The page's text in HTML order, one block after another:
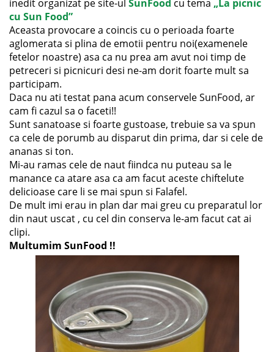
inedit organizat pe site-ul SunFood cu tema „La picnic
cu Sun Food”
Aceasta provocare a coincis cu o perioada foarte
aglomerata si plina de emotii pentru noi(examenele
fetelor noastre) asa ca nu prea am avut noi timp de
petreceri si picnicuri desi ne-am dorit foarte mult sa
participam.
Daca nu ati testat pana acum conservele SunFood, ar
cam fi cazul sa o faceti!!
Sunt sanatoase si foarte gustoase, trebuie sa va spun
ca cele de porumb au disparut din prima, dar si cele de
ananas si ton.
Mi-au ramas cele de naut fiindca nu puteau sa le
manance ca atare asa ca am facut aceste chiftelute
delicioase care li se mai spun si Falafel.
De mult imi erau in plan dar mai greu cu preparatul lor
din naut uscat , cu cel din conserva le-am facut cat ai
clipi.
Multumim SunFood !!